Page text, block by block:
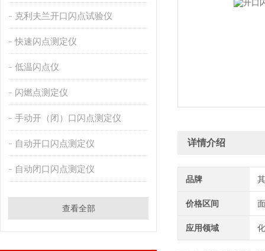
克利夫兰开口闪点试验仪
快速闪点测定仪
低温闪点仪
闪燃点测定仪
手动开（闭）口闪点测定仪
自动开口闪点测定仪
自动闭口闪点测定仪
查看全部
详情介绍
品牌
价格区间
应用领域